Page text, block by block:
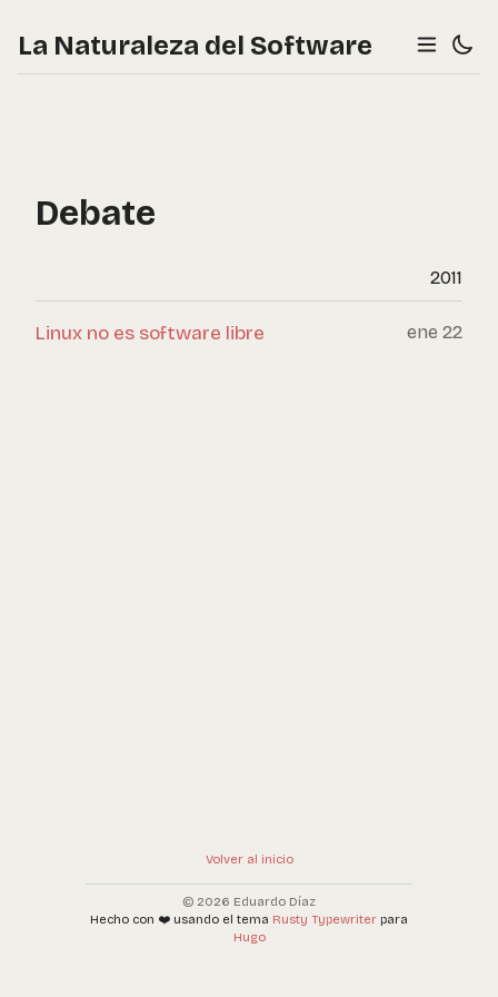
La Naturaleza del Software
Debate
2011
Linux no es software libre ene 22
Volver al inicio
© 2026 Eduardo Díaz
Hecho con ❤️ usando el tema Rusty Typewriter para
Hugo